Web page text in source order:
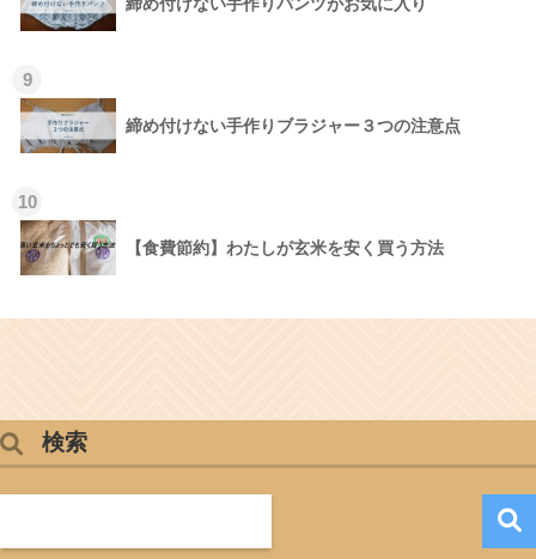
締め付けない手作りパンツがお気に入り
9
締め付けない手作りブラジャー３つの注意点
10
【食費節約】わたしが玄米を安く買う方法
検索